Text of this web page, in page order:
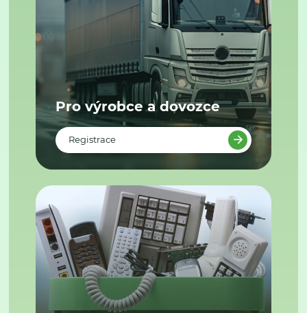
Pro výrobce a dovozce
Registrace